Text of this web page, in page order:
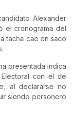
Alexander
el cronograma del
tacha cae en saco
presentada indica
con el de
al declararse no
siendo personero